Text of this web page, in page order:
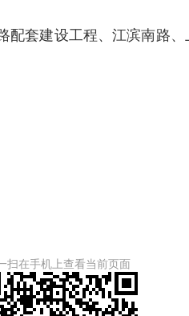
套建设工程、江滨南路、
扫在手机上查看当前页面